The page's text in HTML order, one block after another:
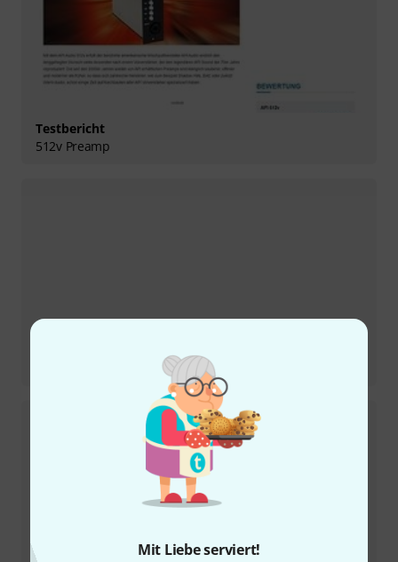
Mit Liebe serviert!
Testbericht
512v Preamp
525 Discrete Compressor